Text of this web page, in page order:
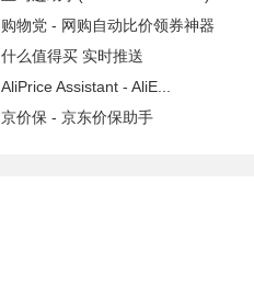
购物党 - 网购自动比价领券神器
什么值得买 实时推送
AliPrice Assistant - AliE...
京价保 - 京东价保助手